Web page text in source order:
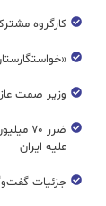
کارگروه
وزیر صمت
ضرر
علیه ایران
جزئیات